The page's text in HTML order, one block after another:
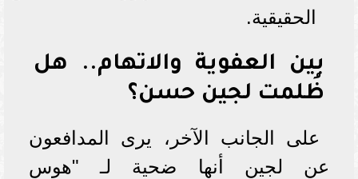
الحقيقية.
بين العفوية والاتهام.. هل
ظُلمت لجين حسن؟
على الجانب الآخر، يرى المدافعون
عن لجين أنها ضحية لـ "هوس